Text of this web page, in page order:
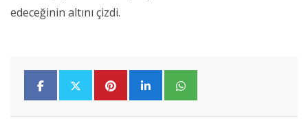
edeceğinin altını çizdi.